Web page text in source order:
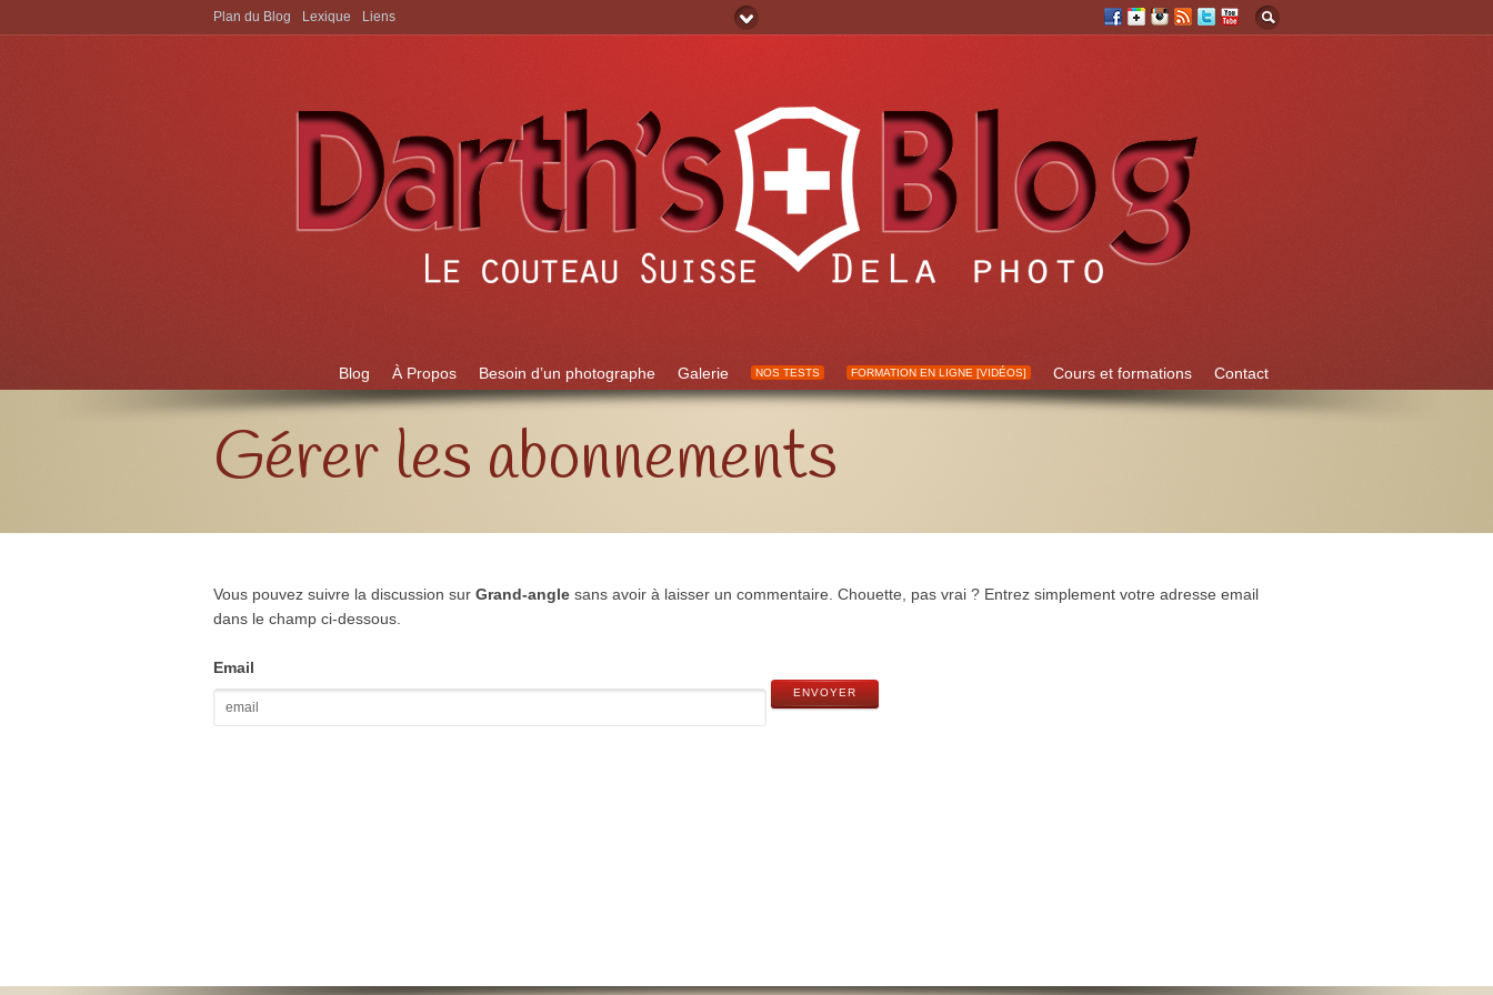
Aller à:
Blog À Propos Besoin d’un photographe Galerie NOS TESTS FORMATION EN LIGNE [VIDÉOS] Cours et formations Contact
Plan du Blog Lexique Liens
Gérer les abonnements
Vous pouvez suivre la discussion sur Grand-angle sans avoir à laisser un commentaire. Chouette, pas vrai ? Entrez simplement votre adresse email
dans le champ ci-dessous.
Email
ENVOYER